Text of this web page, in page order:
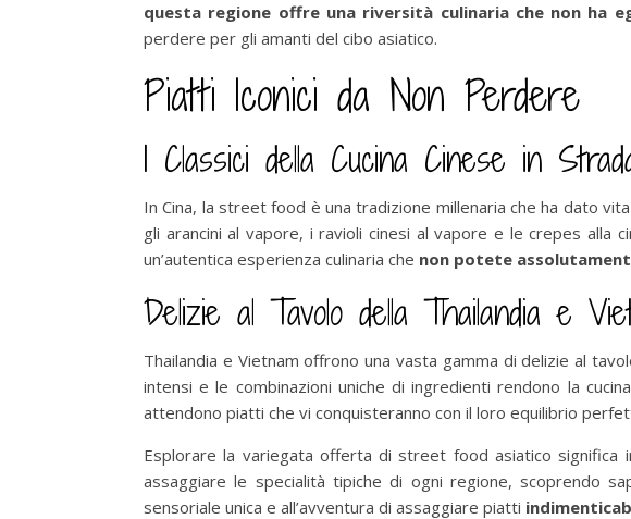
questa regione offre una riversità culinaria che non ha
perdere per gli amanti del cibo asiatico.
Piatti Iconici da Non Perdere
I Classici della Cucina Cinese in
In Cina, la street food è una tradizione millenaria che ha dato
gli arancini al vapore, i ravioli cinesi al vapore e le crepes
un’autentica esperienza culinaria che non potete
Delizie al Tavolo della Thailandia e
Thailandia e Vietnam offrono una vasta gamma di delizie al
intensi e le combinazioni uniche di ingredienti rendono la
attendono piatti che vi conquisteranno con il loro equilibrio
Esplorare la variegata offerta di street food asiatico significa
assaggiare le specialità tipiche di ogni regione, scoprendo
sensoriale unica e all’avventura di assaggiare piatti